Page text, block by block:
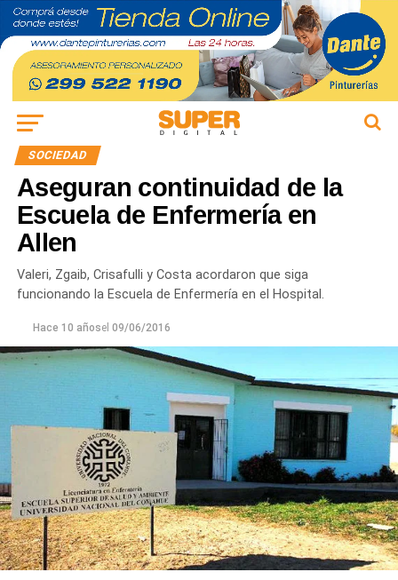
SOCIEDAD
Aseguran continuidad de la
Escuela de Enfermería en
Allen
Valeri, Zgaib, Crisafulli y Costa acordaron que siga
funcionando la Escuela de Enfermería en el Hospital.
Hace 10 añosel 09/06/2016